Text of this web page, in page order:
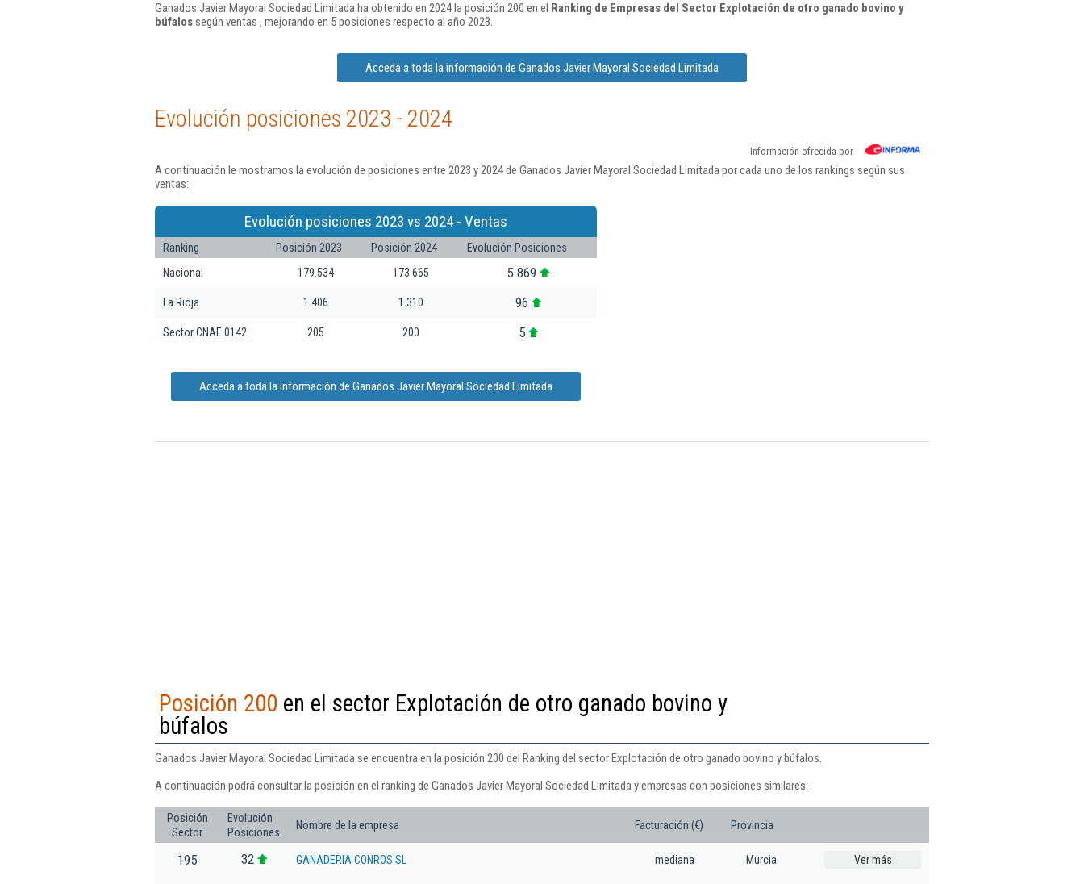
Ganados Javier Mayoral Sociedad Limitada ha obtenido en 2024 la posición 200 en el Ranking de Empresas del Sector Explotación de otro ganado bovino y
búfalossegún ventas , mejorando en 5 posiciones respecto al año 2023.
Acceda a toda la información de Ganados Javier Mayoral Sociedad Limitada
Evolución posiciones 2023 - 2024
Información ofrecida por
A continuación le mostramos la evolución de posiciones entre 2023 y 2024 de Ganados Javier Mayoral Sociedad Limitada por cada uno de los rankings según sus
ventas:
Evolución posiciones 2023 vs 2024 - Ventas
Ranking Posición 2023 Posición 2024
Evolución Posiciones
Nacional
179.534 173.665 5.869
La Rioja 1.406 1.310 96
Sector CNAE 0142 205 200 5
Acceda a toda la información de Ganados Javier Mayoral Sociedad Limitada
Posición 200 en el sector Explotación de otro ganado bovino y
búfalos
Ganados Javier Mayoral Sociedad Limitada se encuentra en la posición 200 del Ranking del sector Explotación de otro ganado bovino y búfalos.
A continuación podrá consultar la posición en el ranking de Ganados Javier Mayoral Sociedad Limitada y empresas con posiciones similares:
Posición
Sector
Evolución
Posiciones
Nombre de la empresa Facturación (€) Provincia
195 32 GANADERIA CONROS SL mediana Murcia Ver más